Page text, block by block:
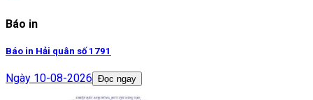
Báo in
Báo in Hải quân số 1791
Ngày 10-08-2026 Đọc ngay